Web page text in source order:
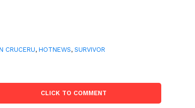
CRUCERU,HOTNEWS,SURVIVOR
CLICK TO COMMENT